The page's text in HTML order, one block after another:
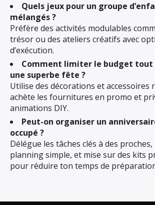
Quels jeux pour un groupe
mélangés ?
Préfère des activités modulables
trésor ou des ateliers créatifs avec
d’exécution.
Comment limiter le budget tout
une superbe fête ?
Utilise des décorations et accessoires
achète les fournitures en promo et
animations DIY.
Peut-on organiser un
occupé ?
Délégue les tâches clés à des
planning simple, et mise sur des kits
pour réduire ton temps de